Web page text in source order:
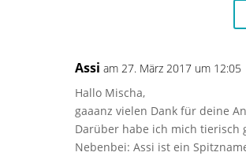
Assi am 27. März 2017 um 12:05
Hallo Mischa,
gaaanz vielen Dank für deine
Darüber habe ich mich tierisch
Nebenbei: Assi ist ein